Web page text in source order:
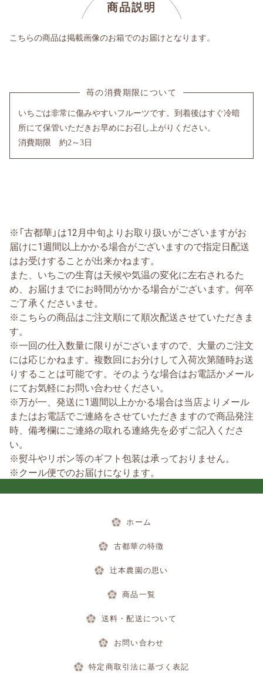
商品説明
こちらの商品は掲載画像のお箱でのお届けとなります。
苺の消費期限について
いちごは非常に傷みやすいフルーツです。到着後はすぐ冷暗
所にて保管いただきお早めにお召し上がりください。
消費期限 約2～3日
※「古都華」は12月中旬よりお取り扱いがございますがお
届けに1週間以上かかる場合がございますので指定日配送
はお受けすることが出来かねます。
また、いちごの生育は天候や気温の変化に左右されるた
め、お届けまでにお時間がかかる場合がございます。何卒
ご了承くださいませ。
※こちらの商品はご注文順にて順次配送させていただきま
す。
※一回の仕入数量に限りがございますので、大量のご注文
には応じかねます。複数回にお分けして入荷次第随時お送
りすることは可能です。そのような場合はお電話かメール
にてお気軽にお問い合わせください。
※万が一、発送に1週間以上かかる場合は当店よりメール
またはお電話でご連絡をさせていただきますので商品発注
時、備考欄にご連絡の取れる連絡先を必ずご記入くださ
い。
※熨斗やリボン等のギフト包装は承っておりません。
※クール便でのお届けになります。
ホーム
古都華の特徴
辻本農園の思い
商品一覧
送料・配送について
お問い合わせ
特定商取引法に基づく表記